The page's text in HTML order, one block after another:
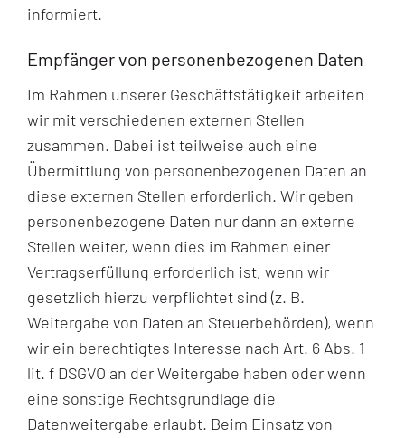
informiert.
Empfänger von personenbezogenen Daten
Im Rahmen unserer Geschäftstätigkeit arbeiten
wir mit verschiedenen externen Stellen
zusammen. Dabei ist teilweise auch eine
Übermittlung von personenbezogenen Daten an
diese externen Stellen erforderlich. Wir geben
personenbezogene Daten nur dann an externe
Stellen weiter, wenn dies im Rahmen einer
Vertragserfüllung erforderlich ist, wenn wir
gesetzlich hierzu verpflichtet sind (z. B.
Weitergabe von Daten an Steuerbehörden), wenn
wir ein berechtigtes Interesse nach Art. 6 Abs. 1
lit. f DSGVO an der Weitergabe haben oder wenn
eine sonstige Rechtsgrundlage die
Datenweitergabe erlaubt. Beim Einsatz von